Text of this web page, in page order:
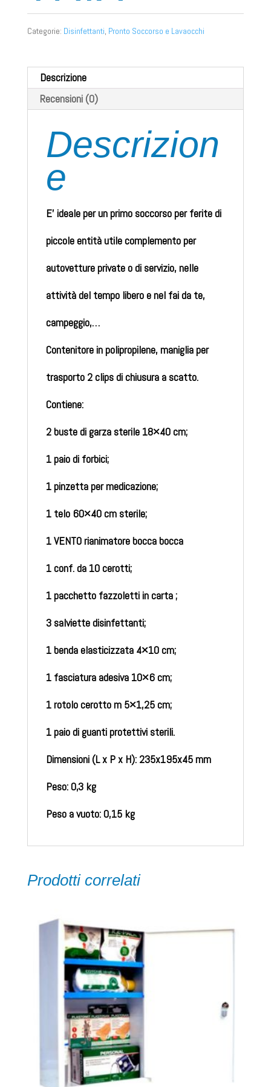
Categorie: Disinfettanti, Pronto Soccorso e Lavaocchi
Descrizione
Recensioni (0)
Descrizion
e
E’ ideale per un primo soccorso per ferite di
piccole entità utile complemento per
autovetture private o di servizio, nelle
attività del tempo libero e nel fai da te,
campeggio,…
Contenitore in polipropilene, maniglia per
trasporto 2 clips di chiusura a scatto.
Contiene:
2 buste di garza sterile 18×40 cm;
1 paio di forbici;
1 pinzetta per medicazione;
1 telo 60×40 cm sterile;
1 VENTO rianimatore bocca bocca
1 conf. da 10 cerotti;
1 pacchetto fazzoletti in carta ;
3 salviette disinfettanti;
1 benda elasticizzata 4×10 cm;
1 fasciatura adesiva 10×6 cm;
1 rotolo cerotto m 5×1,25 cm;
1 paio di guanti protettivi sterili.
Dimensioni (L x P x H): 235x195x45 mm
Peso: 0,3 kg
Peso a vuoto: 0,15 kg
Prodotti correlati